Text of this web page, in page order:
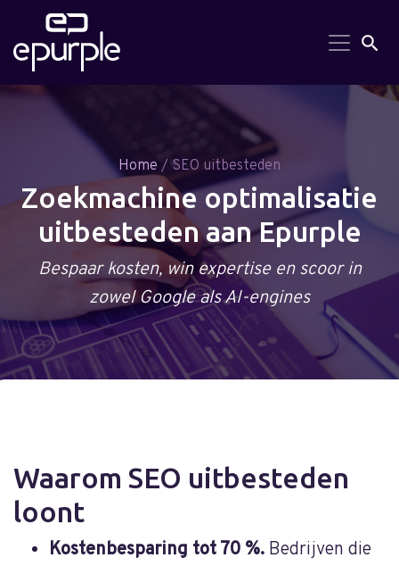
Home / SEO uitbesteden
Zoekmachine optimalisatie
uitbesteden aan Epurple
Bespaar kosten, win expertise en scoor in
zowel Google als AI-engines
Waarom SEO uitbesteden
loont
Kostenbesparing tot 70 %. Bedrijven die